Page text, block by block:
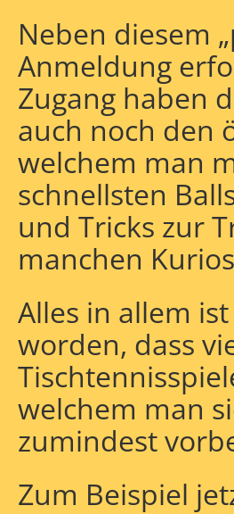
Neben diesem
Anmeldung
Zugang haben
auch noch den
welchem man
schnellsten
und Tricks zur
manchen
Alles in allem
worden, dass
welchem man
zumindest
Zum Beispiel